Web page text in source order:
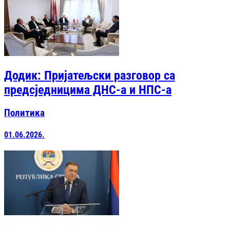
Додик: Пријатељски разговор са
предсједницима ДНС-а и НПС-а
Политика
01.06.2026.